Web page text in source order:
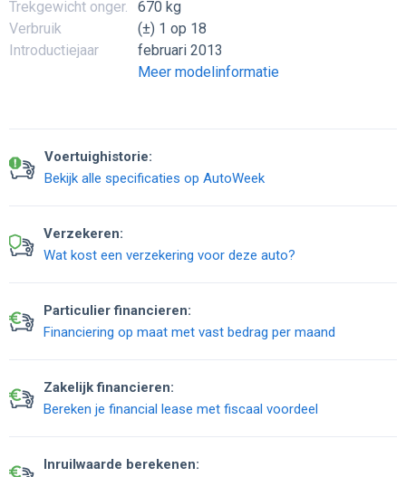
Trekgewicht onger.
670 kg
Verbruik
(±) 1 op 18
Introductiejaar
februari 2013
Meer modelinformatie
Voertuighistorie:
Bekijk alle specificaties op AutoWeek
Verzekeren:
Wat kost een verzekering voor deze auto?
Particulier financieren:
Financiering op maat met vast bedrag per maand
Zakelijk financieren:
Bereken je financial lease met fiscaal voordeel
Inruilwaarde berekenen: